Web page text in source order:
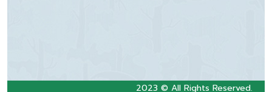
2023 © All Rights Reserved.